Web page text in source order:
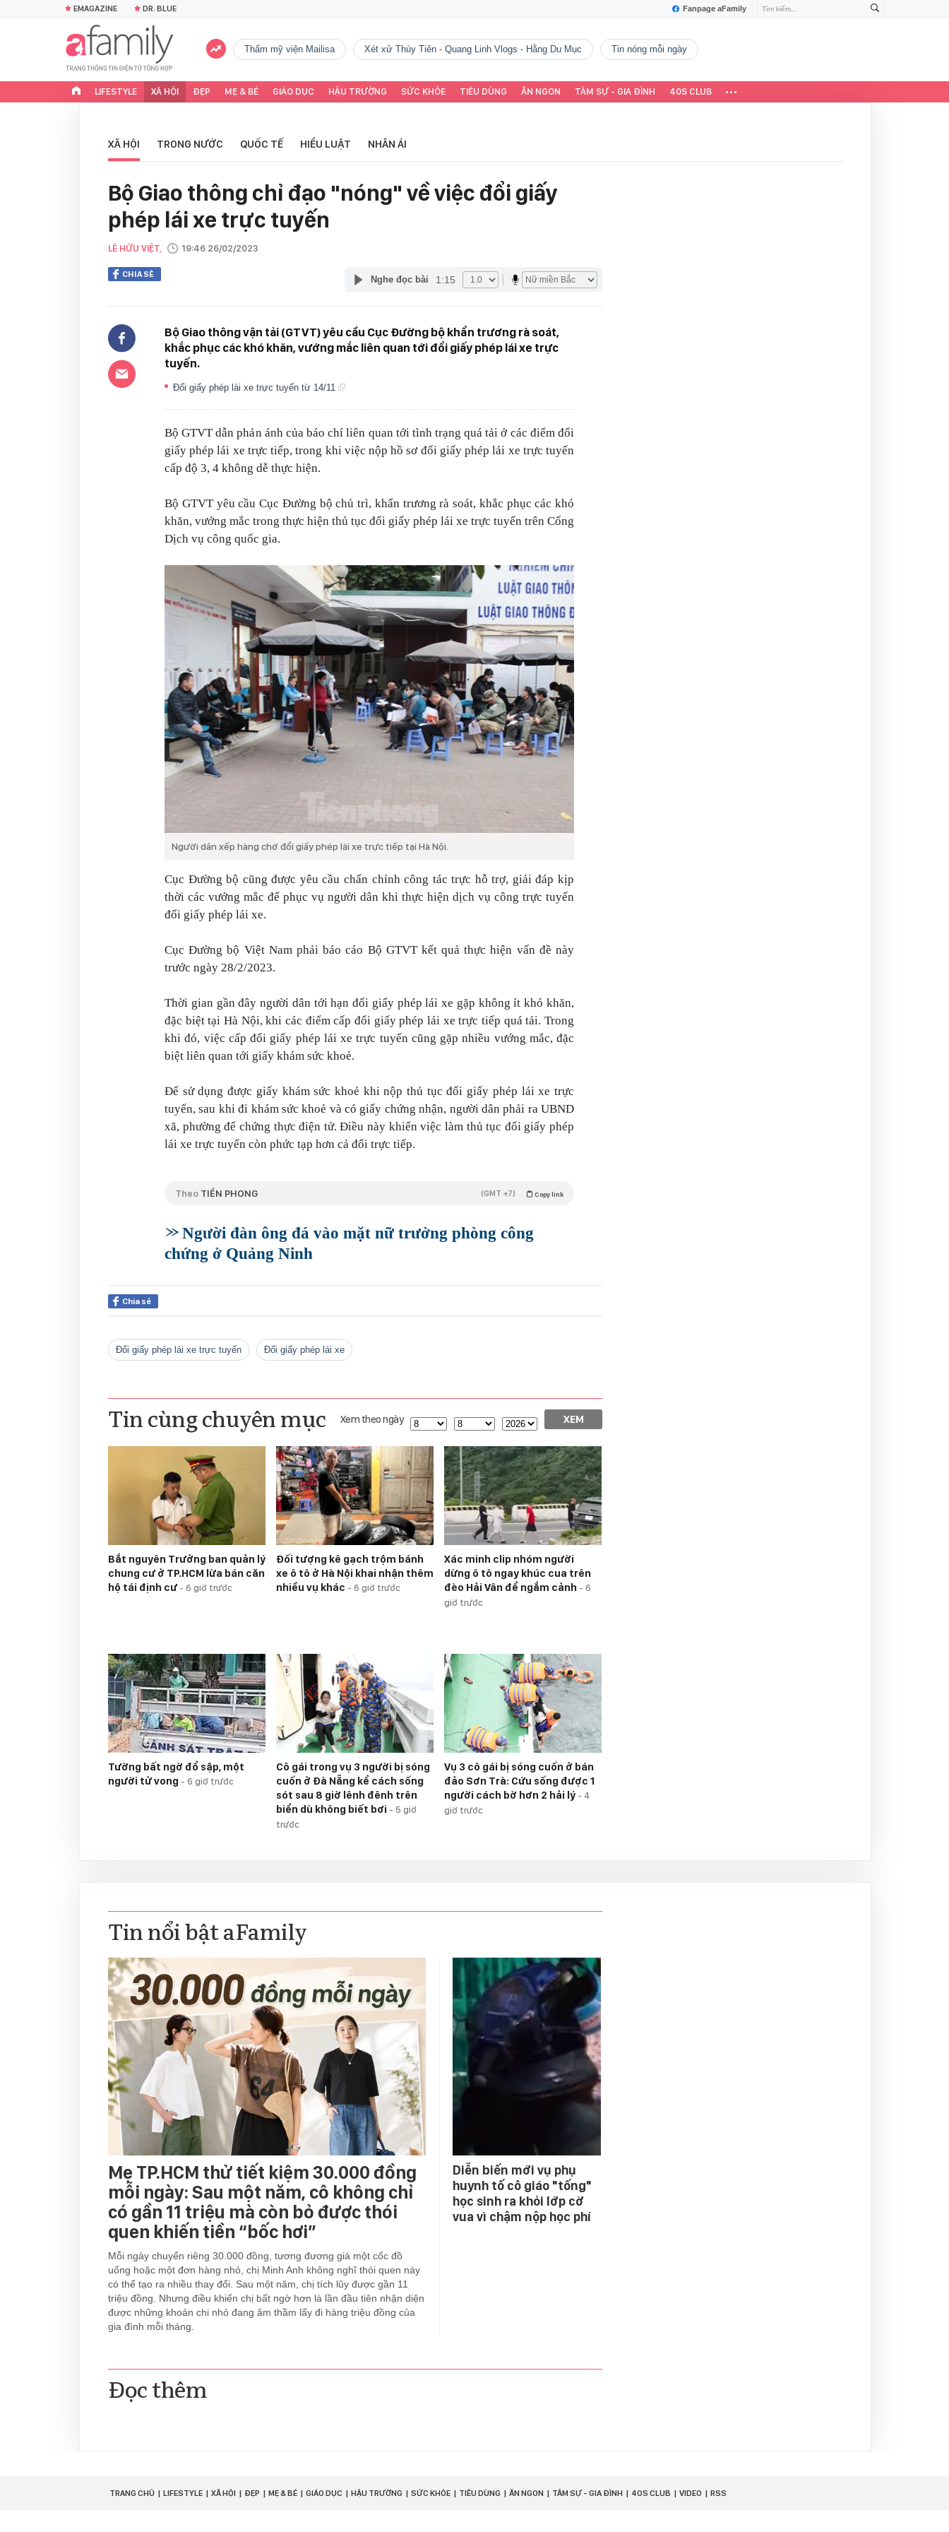
Fanpage aFamily
EMAGAZINE DR. BLUE
Thẩm mỹ viện Mailisa Xét xử Thùy Tiên - Quang Linh Vlogs - Hằng Du Mục tin nóng mỗi ngày
LIFESTYLE XÃ HỘI ĐẸP MẸ & BÉ GIÁO DỤC HẬU TRƯỜNG SỨC KHỎE TIÊU DÙNG ĂN NGON TÂM SỰ - GIA ĐÌNH 40S CLUB
XÃ HỘI TRONG NƯỚC QUỐC TẾ HIỂU LUẬT NHÂN ÁI
Bộ Giao thông chỉ đạo "nóng" về việc đổi giấy
phép lái xe trực tuyến
LÊ HỮU VIỆT, 19:46 26/02/2023
CHIA SẺ Nghe đọc bài 1:15
Bộ Giao thông vận tải (GTVT) yêu cầu Cục Đường bộ khẩn trương rà soát,
khắc phục các khó khăn, vướng mắc liên quan tới đổi giấy phép lái xe trực
tuyến.
Đổi giấy phép lái xe trực tuyến từ 14/11
Bộ GTVT dẫn phản ánh của báo chí liên quan tới tình trạng quá tải ở các điểm đổi
giấy phép lái xe trực tiếp, trong khi việc nộp hồ sơ đổi giấy phép lái xe trực tuyến
cấp độ 3, 4 không dễ thực hiện.
Bộ GTVT yêu cầu Cục Đường bộ chủ trì, khẩn trương rà soát, khắc phục các khó
khăn, vướng mắc trong thực hiện thủ tục đổi giấy phép lái xe trực tuyến trên Cổng
Dịch vụ công quốc gia.
Người dân xếp hàng chờ đổi giấy phép lái xe trực tiếp tại Hà Nội.
Cục Đường bộ cũng được yêu cầu chấn chỉnh công tác trực hỗ trợ, giải đáp kịp
thời các vướng mắc để phục vụ người dân khi thực hiện dịch vụ công trực tuyến
đổi giấy phép lái xe.
Cục Đường bộ Việt Nam phải báo cáo Bộ GTVT kết quả thực hiện vấn đề này
trước ngày 28/2/2023.
Thời gian gần đây người dân tới hạn đổi giấy phép lái xe gặp không ít khó khăn,
đặc biệt tại Hà Nội, khi các điểm cấp đổi giấy phép lái xe trực tiếp quá tải. Trong
khi đó, việc cấp đổi giấy phép lái xe trực tuyến cũng gặp nhiều vướng mắc, đặc
biệt liên quan tới giấy khám sức khoẻ.
Để sử dụng được giấy khám sức khoẻ khi nộp thủ tục đổi giấy phép lái xe trực
tuyến, sau khi đi khám sức khoẻ và có giấy chứng nhận, người dân phải ra UBND
xã, phường để chứng thực điện tử. Điều này khiến việc làm thủ tục đổi giấy phép
lái xe trực tuyến còn phức tạp hơn cả đổi trực tiếp.
Theo TIỀN PHONG Copy link
(GMT +7)
Người đàn ông đá vào mặt nữ trưởng phòng công
chứng ở Quảng Ninh
Chia sẻ
Đổi giấy phép lái xe trực tuyến đổi giấy phép lái xe
Tin cùng chuyên mục Xem theo ngày XEM
Bắt nguyên Trưởng ban quản lý
chung cư ở TP.HCM lừa bán căn
hộ tái định cư - 6 giờ trước
Đối tượng kê gạch trộm bánh
xe ô tô ở Hà Nội khai nhận thêm
nhiều vụ khác - 6 giờ trước
Xác minh clip nhóm người
dừng ô tô ngay khúc cua trên
đèo Hải Vân để ngắm cảnh - 6
giờ trước
Tường bất ngờ đổ sập, một
người tử vong - 6 giờ trước
Cô gái trong vụ 3 người bị sóng
cuốn ở Đà Nẵng kể cách sống
sót sau 8 giờ lênh đênh trên
biển dù không biết bơi - 5 giờ
trước
Vụ 3 cô gái bị sóng cuốn ở bán
đảo Sơn Trà: Cứu sống được 1
người cách bờ hơn 2 hải lý - 4
giờ trước
Tin nổi bật aFamily
Mẹ TP.HCM thử tiết kiệm 30.000 đồng
mỗi ngày: Sau một năm, cô không chỉ
có gần 11 triệu mà còn bỏ được thói
quen khiến tiền “bốc hơi”
Mỗi ngày chuyển riêng 30.000 đồng, tương đương giá một cốc đồ
uống hoặc một đơn hàng nhỏ, chị Minh Anh không nghĩ thói quen này
có thể tạo ra nhiều thay đổi. Sau một năm, chị tích lũy được gần 11
triệu đồng. Nhưng điều khiến chị bất ngờ hơn là lần đầu tiên nhận diện
được những khoản chi nhỏ đang âm thầm lấy đi hàng triệu đồng của
gia đình mỗi tháng.
Diễn biến mới vụ phụ
huynh tố cô giáo "tống"
học sinh ra khỏi lớp cờ
vua vì chậm nộp học phí
Đọc thêm
TRANG CHỦ LIFESTYLE XÃ HỘI ĐẸP MẸ & BÉ GIÁO DỤC HẬU TRƯỜNG SỨC KHỎE TIÊU DÙNG ĂN NGON TÂM SỰ - GIA ĐÌNH 40S CLUB VIDEO RSS